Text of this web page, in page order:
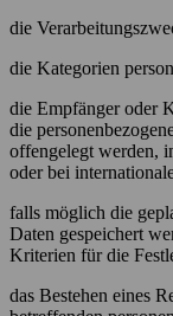
die
die Kategorien
die Empfänger oder
die
offengelegt werden,
oder bei
falls möglich die
Daten gespeichert
Kriterien für die
das Bestehen eines